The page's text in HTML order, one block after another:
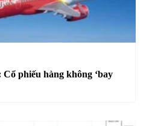
phiếu hàng không ‘bay